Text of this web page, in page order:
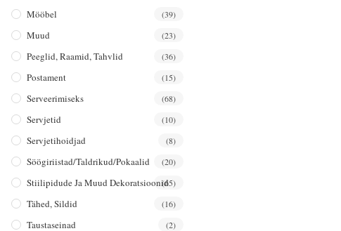
Mööbel (39)
Muud (23)
Peeglid, Raamid, Tahvlid (36)
Postament (15)
Serveerimiseks (68)
Servjetid (10)
Servjetihoidjad (8)
Söögiriistad/taldrikud/pokaalid (20)
Stiilipidude Ja Muud Dekoratsioonid(65)
Tähed, Sildid (16)
Taustaseinad (2)